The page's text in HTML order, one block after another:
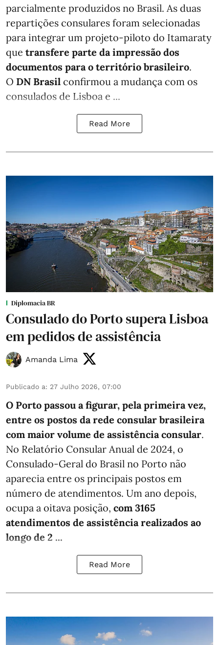
parcialmente produzidos no Brasil. As duas
repartições consulares foram selecionadas
para integrar um projeto-piloto do Itamaraty
que transfere parte da impressão dos
documentos para o território brasileiro.
O DN Brasil confirmou a mudança com os
consulados de Lisboa e ...
Read More
Diplomacia BR
Consulado do Porto supera Lisboa
em pedidos de assistência
Amanda Lima
Publicado a: 27 Julho 2026, 07:00
O Porto passou a figurar, pela primeira vez,
entre os postos da rede consular brasileira
com maior volume de assistência consular.
No Relatório Consular Anual de 2024, o
Consulado-Geral do Brasil no Porto não
aparecia entre os principais postos em
número de atendimentos. Um ano depois,
ocupa a oitava posição, com 3165
atendimentos de assistência realizados ao
longo de 2 ...
Read More